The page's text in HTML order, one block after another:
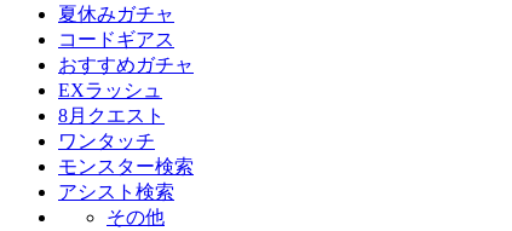
夏休みガチャ
コードギアス
おすすめガチャ
EXラッシュ
8月クエスト
ワンタッチ
モンスター検索
アシスト検索
その他